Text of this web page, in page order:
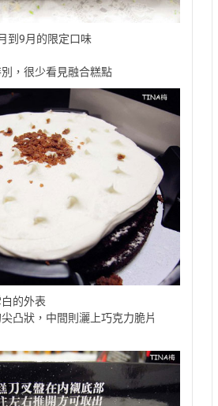
到9月的限定口味
，很少看見融合糕點
的外表
凸狀，中間則灑上巧克力脆片